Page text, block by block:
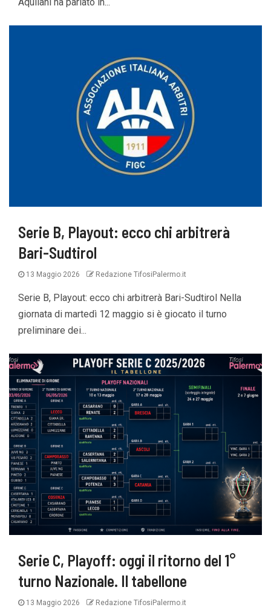
Serie B, Playout: ecco chi arbitrerà
Bari-Sudtirol
13 Maggio 2026 Redazione TifosiPalermo.it
Serie B, Playout: ecco chi arbitrerà Bari-Sudtirol Nella
giornata di martedì 12 maggio si è giocato il turno
preliminare dei...
Serie C, Playoff: oggi il ritorno del 1°
turno Nazionale. Il tabellone
13 Maggio 2026 Redazione TifosiPalermo.it